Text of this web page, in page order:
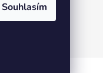
Souhlasím